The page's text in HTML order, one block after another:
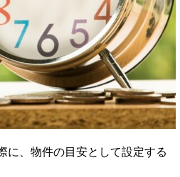
に、物件の目安として設定する